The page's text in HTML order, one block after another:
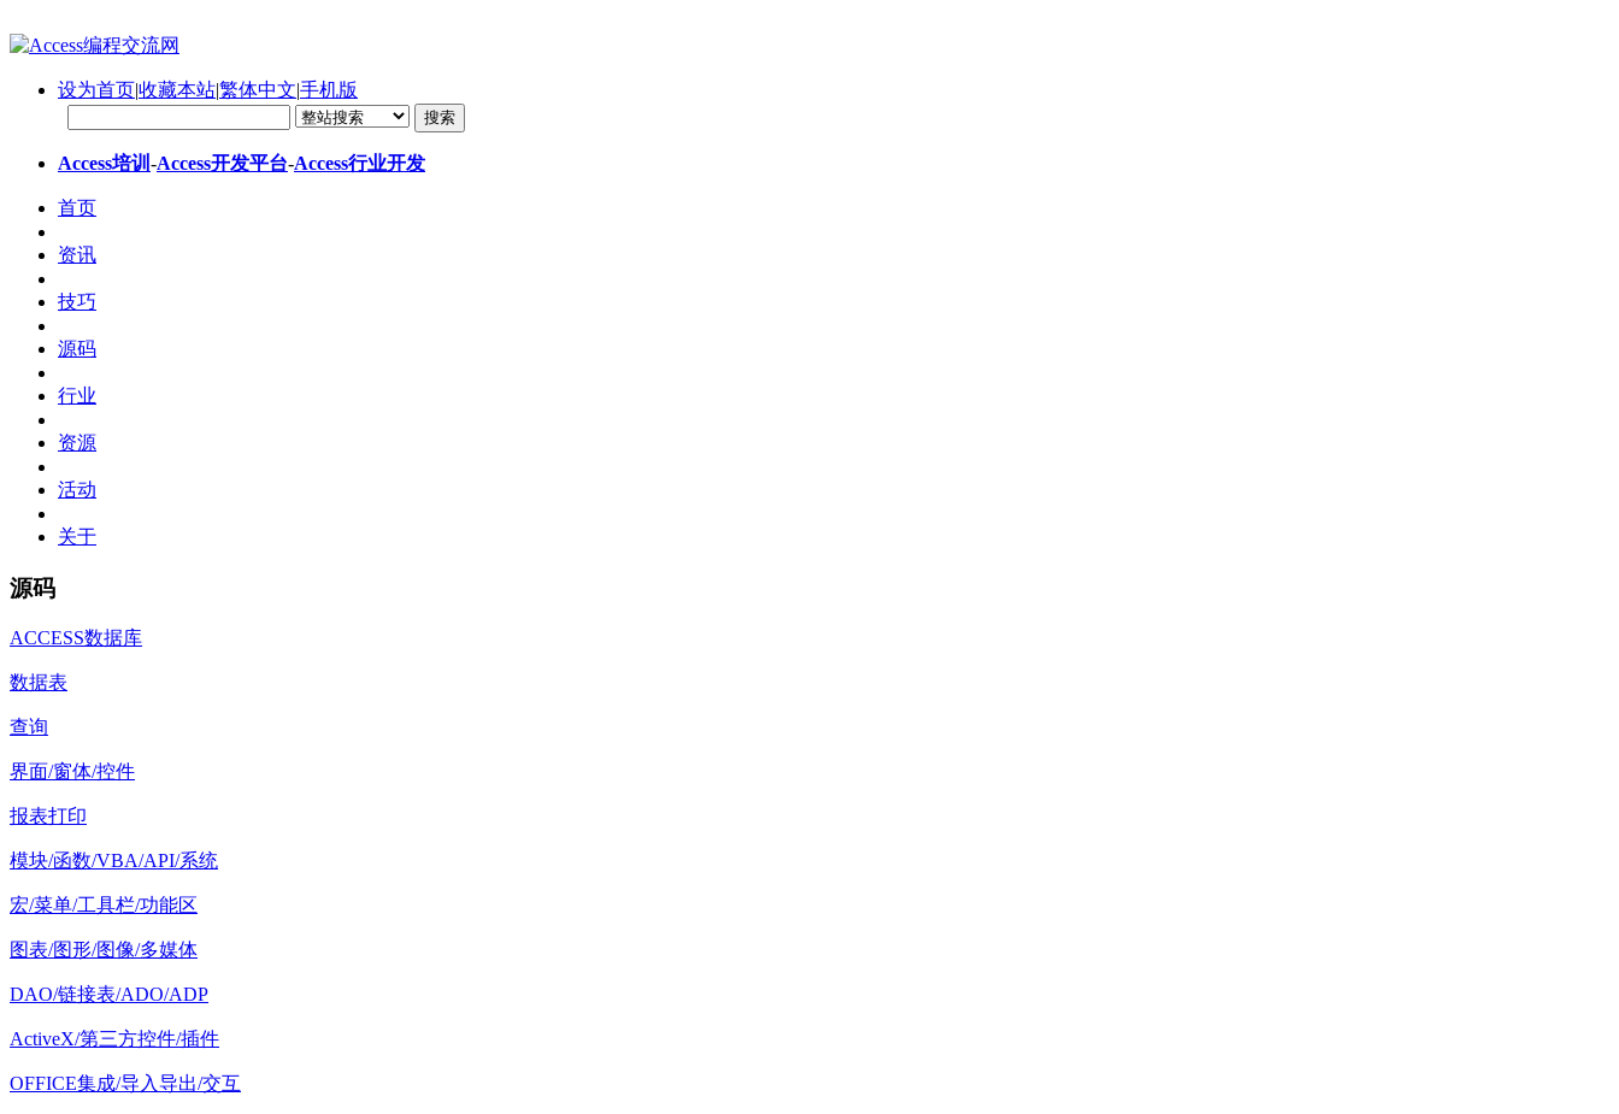
设为首页|收藏本站|繁体中文|手机版
Access培训 -Access开发平台-Access行业开发
首页
资讯
技巧
源码
行业
资源
活动
关于
源码
ACCESS数据库
数据表
查询
界面/窗体/控件
报表打印
模块/函数/VBA/API/系统
宏/菜单/工具栏/功能区
图表/图形/图像/多媒体
DAO/链接表/ADO/ADP
ActiveX/第三方控件/插件
OFFICE集成/导入导出/交互